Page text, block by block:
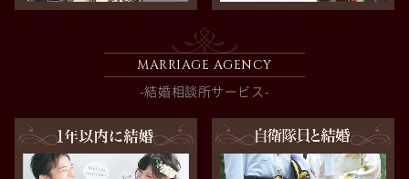
MARRIAGE AGENCY
-結婚相談所サービス-